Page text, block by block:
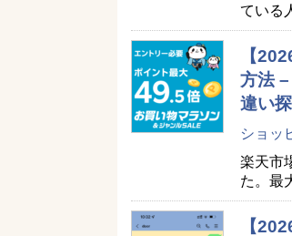
ている
【
方法
違い
ショッ
楽天市
た。最
【